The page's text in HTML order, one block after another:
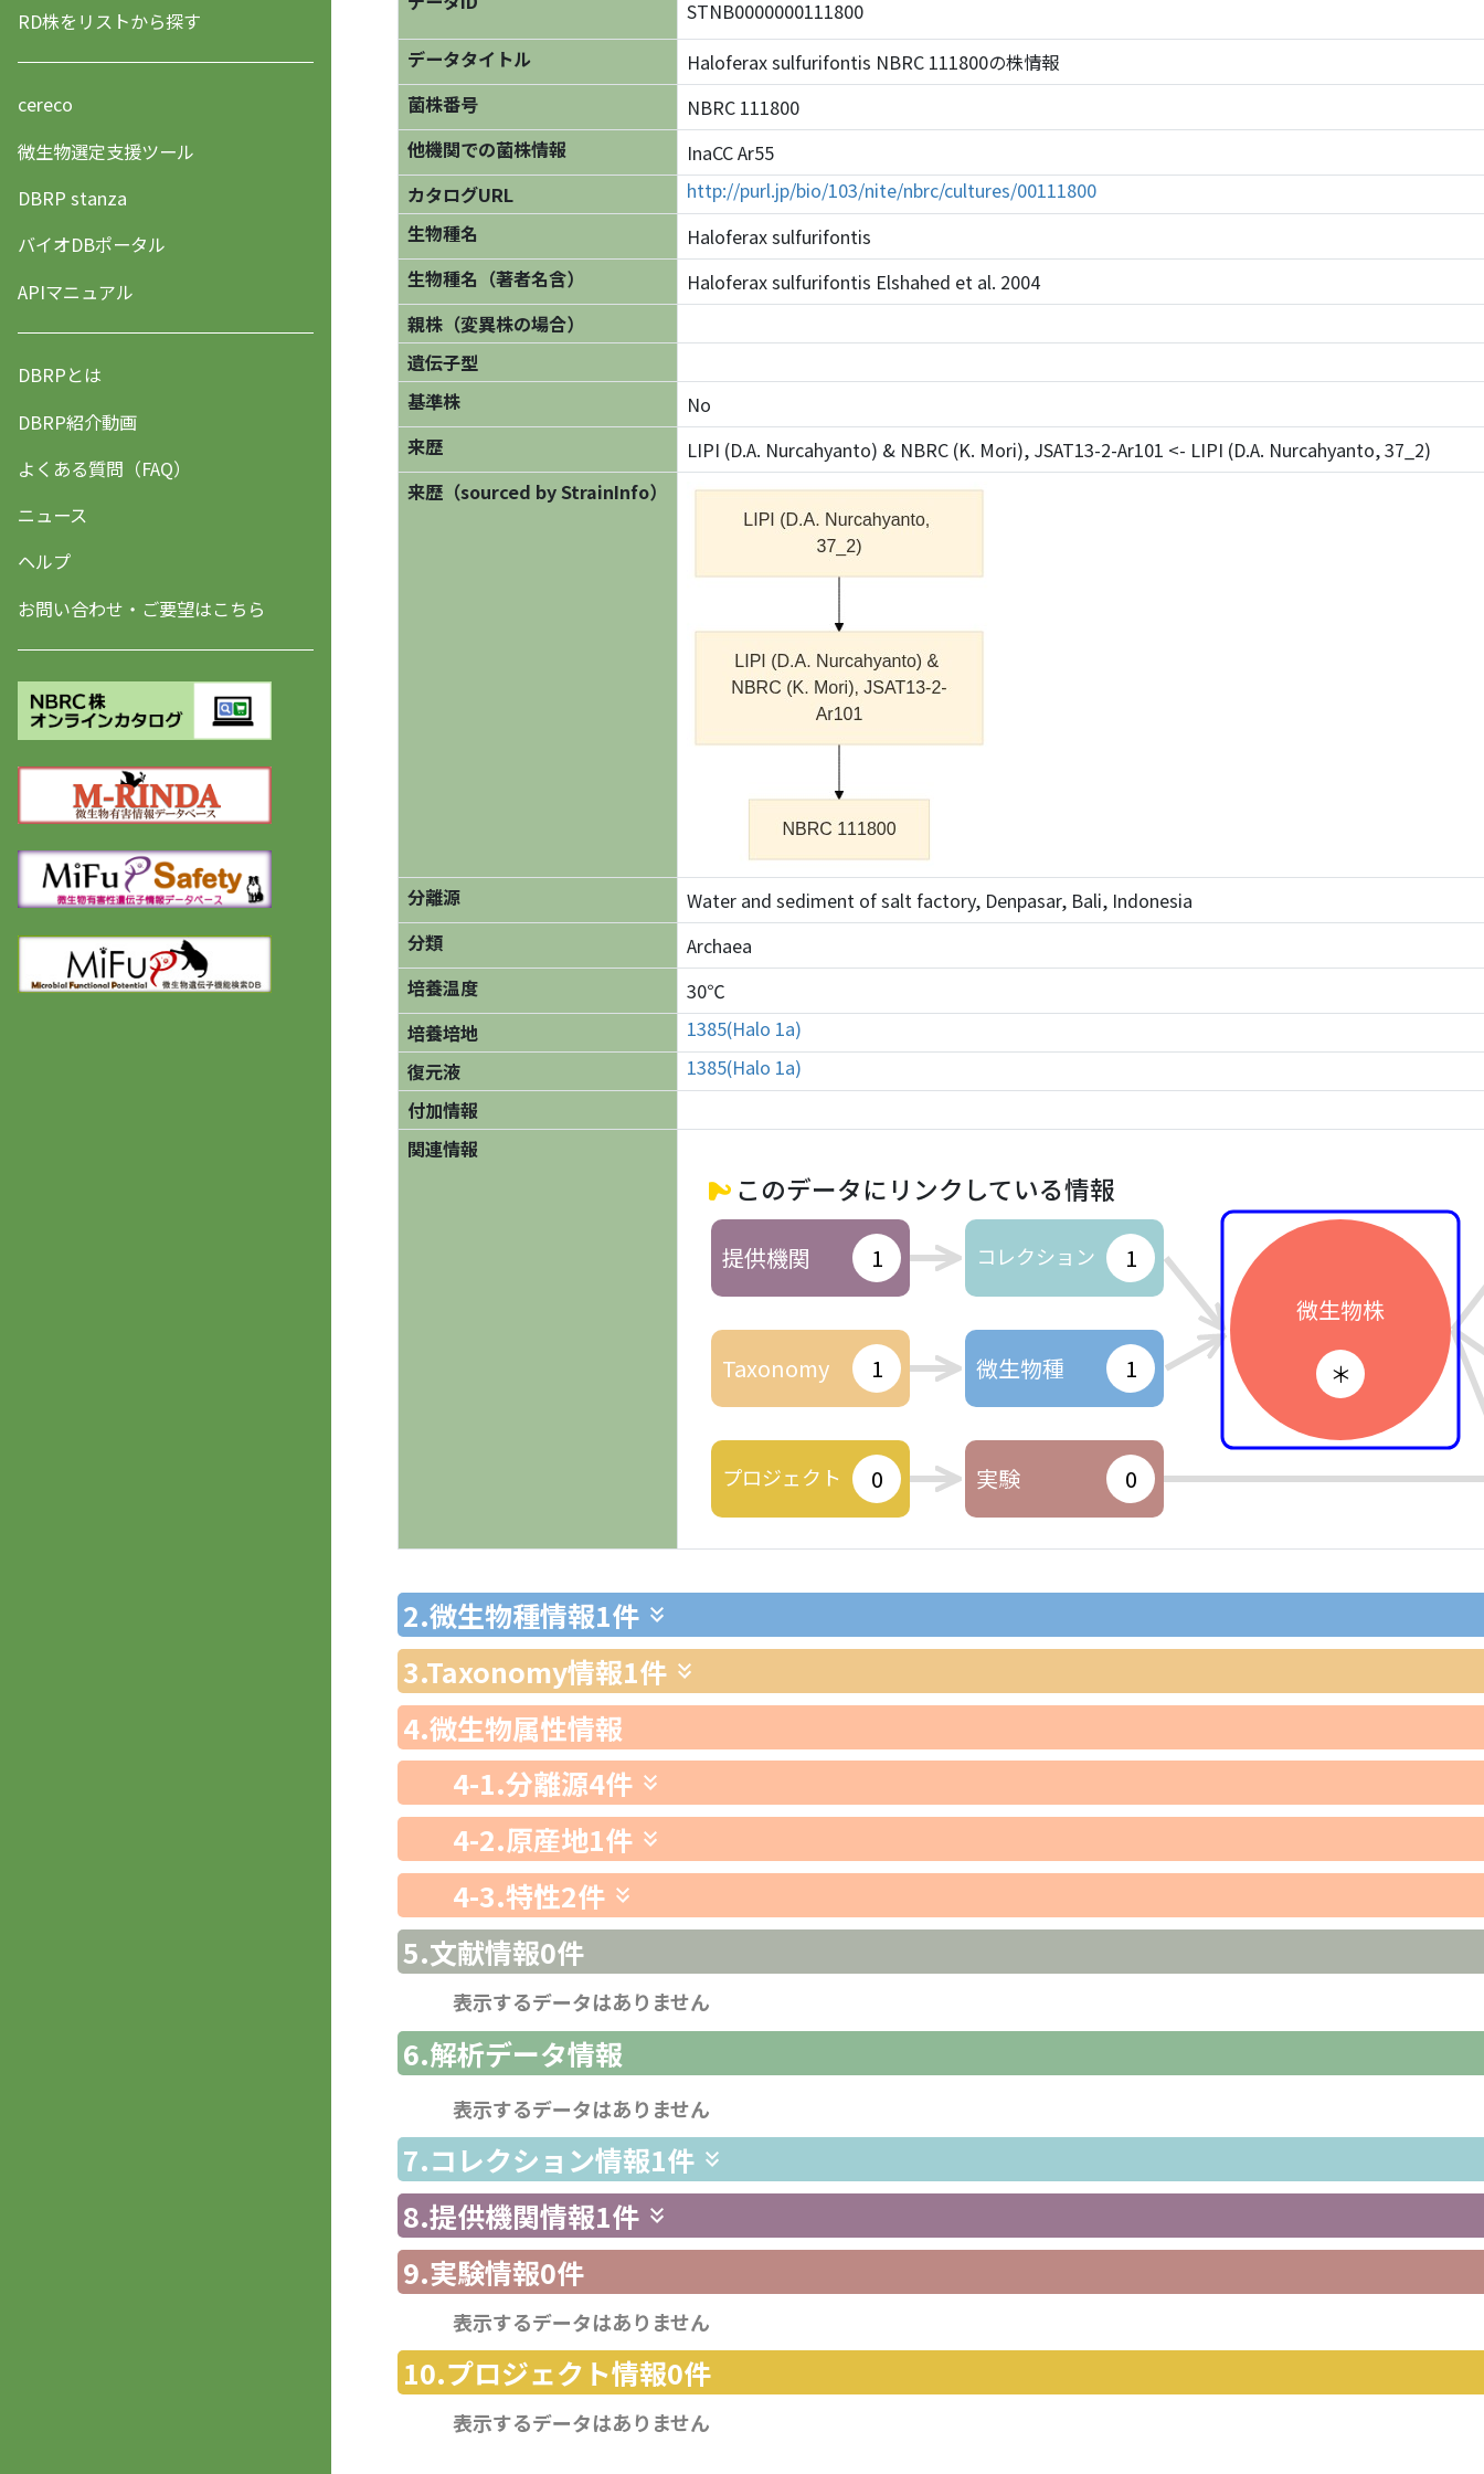
RD株をリストから探す
cereco
微生物選定支援ツール
DBRP stanza
バイオDBポータル
APIマニュアル
DBRPとは
DBRP紹介動画
よくある質問（FAQ）
ニュース
ヘルプ
お問い合わせ・ご要望はこちら
STNB0000000111800
データタイトル
Haloferax sulfurifontis NBRC 111800の株情報
菌株番号
NBRC 111800
他機関での菌株情報
InaCC Ar55
カタログURL
http://purl.jp/bio/103/nite/nbrc/cultures/00111800
生物種名
Haloferax sulfurifontis
生物種名（著者名含）
Haloferax sulfurifontis Elshahed et al. 2004
親株（変異株の場合）
遺伝子型
基準株
No
来歴
LIPI (D.A. Nurcahyanto) & NBRC (K. Mori), JSAT13-2-Ar101 <- LIPI (D.A. Nurcahyanto, 37_2)
来歴（sourced by StrainInfo）
分離源
Water and sediment of salt factory, Denpasar, Bali, Indonesia
分類
Archaea
培養温度
30℃
培養培地
1385(Halo 1a)
復元液
1385(Halo 1a)
付加情報
関連情報
このデータにリンクしている情報
提供機関 1
Taxonomy 1
プロジェクト 0
コレクション 1
微生物種 1
実験 0
微生物株
＊
2.微生物種情報1件
3.Taxonomy情報1件
4.微生物属性情報
4-1.分離源4件
4-2.原産地1件
4-3.特性2件
5.文献情報0件
表示するデータはありません
6.解析データ情報
表示するデータはありません
7.コレクション情報1件
8.提供機関情報1件
9.実験情報0件
表示するデータはありません
10.プロジェクト情報0件
表示するデータはありません